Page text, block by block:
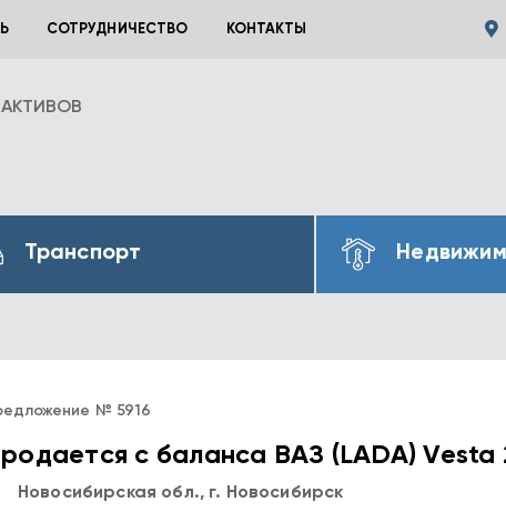
СОТРУДНИЧЕСТВО КОНТАКТЫ
Транспорт
№ 5916
с баланса ВАЗ (LADA) Vesta
Новосибирская обл., г. Новосибирск